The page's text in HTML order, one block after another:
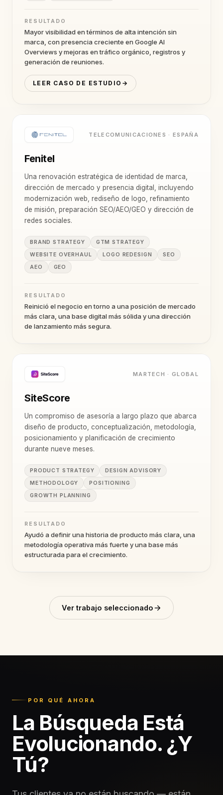
RESULTADO
Mayor visibilidad en términos de alta intención sin
marca, con presencia creciente en Google AI
Overviews y mejoras en tráfico orgánico, registros y
generación de reuniones.
LEER CASO DE ESTUDIO →
TELECOMUNICACIONES · ESPAÑA
Fenitel
Una renovación estratégica de identidad de marca,
dirección de mercado y presencia digital, incluyendo
modernización web, rediseño de logo, refinamiento
de misión, preparación SEO/AEO/GEO y dirección de
redes sociales.
BRAND STRATEGY
GTM STRATEGY
WEBSITE OVERHAUL
LOGO REDESIGN
SEO
AEO
GEO
RESULTADO
Reinició el negocio en torno a una posición de mercado
más clara, una base digital más sólida y una dirección
de lanzamiento más segura.
MARTECH · GLOBAL
SiteScore
Un compromiso de asesoría a largo plazo que abarca
diseño de producto, conceptualización, metodología,
posicionamiento y planificación de crecimiento
durante nueve meses.
PRODUCT STRATEGY
DESIGN ADVISORY
METHODOLOGY
POSITIONING
GROWTH PLANNING
RESULTADO
Ayudó a definir una historia de producto más clara, una
metodología operativa más fuerte y una base más
estructurada para el crecimiento.
Ver trabajo seleccionado
POR QUÉ AHORA
La Búsqueda Está
Evolucionando. ¿Y
Tú?